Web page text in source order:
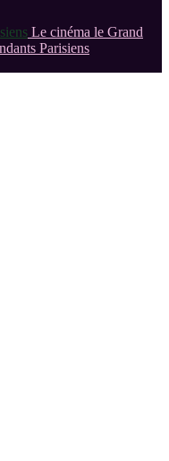
Le cinéma le Grand
Parisiens